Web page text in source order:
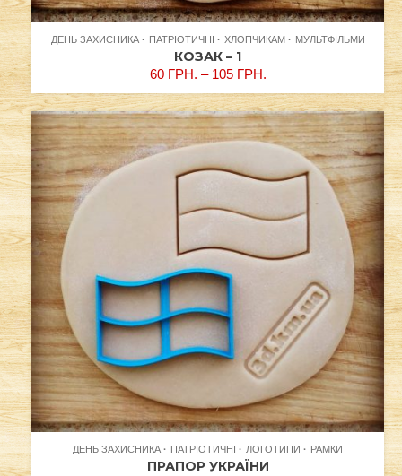
ДЕНЬ ЗАХИСНИКА ПАТРІОТИЧНІ ХЛОПЧИКАМ МУЛЬТФІЛЬМИ
КОЗАК – 1
60 ГРН. – 105 ГРН.
ДЕНЬ ЗАХИСНИКА ПАТРІОТИЧНІ ЛОГОТИПИ РАМКИ
ПРАПОР УКРАЇНИ